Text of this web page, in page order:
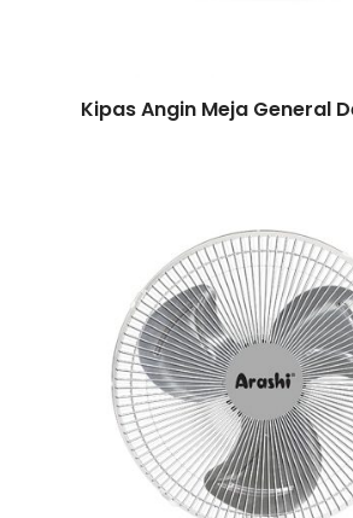
Kipas Angin Meja General